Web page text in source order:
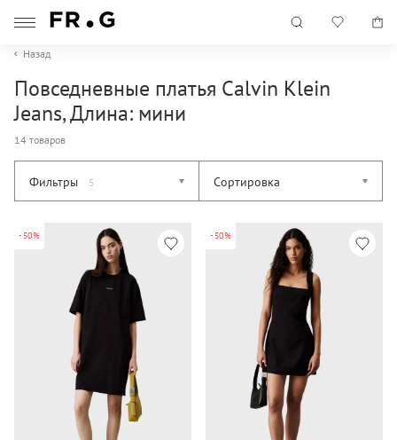
Назад
Повседневные платья Calvin Klein
Jeans, Длина: мини
14 товаров
Фильтры 5 Сортировка
-50% -50%